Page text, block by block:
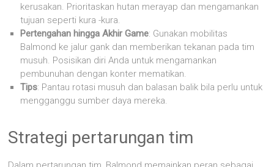
kerusakan. Prioritaskan hutan merayap dan mengamankan
tujuan seperti kura -kura.
Pertengahan hingga Akhir Game: Gunakan mobilitas
Balmond ke jalur gank dan memberikan tekanan pada tim
musuh. Posisikan diri Anda untuk mengamankan
pembunuhan dengan konter mematikan.
Tips: Pantau rotasi musuh dan balasan balik bila perlu untuk
mengganggu sumber daya mereka.
Strategi pertarungan tim